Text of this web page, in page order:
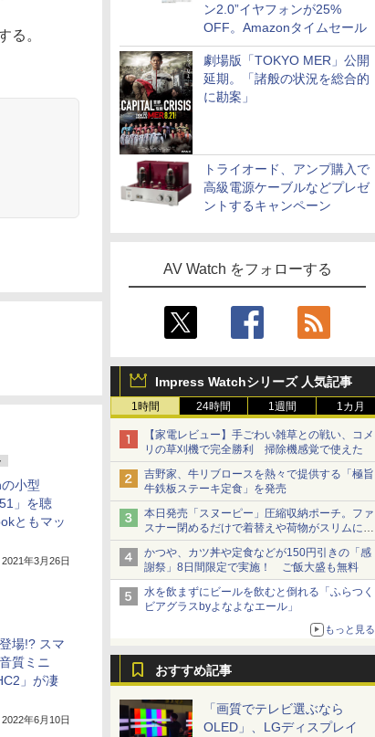
ン2.0”イヤフォンが25%
OFF。Amazonタイムセール
劇場版「TOKYO MER」公開
延期。「諸般の状況を総合的
に勘案」
トライオード、アンプ購入で
高級電源ケーブルなどプレゼ
ントするキャンペーン
AV Watch をフォローする
Impress Watchシリーズ 人気記事
1時間 24時間 1週間 1カ月
【家電レビュー】手ごわい雑草との戦い、コメ
リの草刈機で完全勝利 掃除機感覚で使えた
吉野家、牛リブロースを熱々で提供する「極旨
牛鉄板ステーキ定食」を発売
本日発売「スヌーピー」圧縮収納ポーチ。ファ
スナー閉めるだけで着替えや荷物がスリムにま
とまる
かつや、カツ丼や定食などが150円引きの「感
謝祭」8日間限定で実施！ ご飯大盛も無料
水を飲まずにビールを飲むと倒れる「ふらつく
ビアグラスbyよなよなエール」
もっと見る
おすすめ記事
「画質でテレビ選ぶなら
OLED」、LGディスプレイ
る。
小型
」を聴
ともマッ
2021年3月26日
場!? スマ
質ミニ
」が凄
2022年6月10日